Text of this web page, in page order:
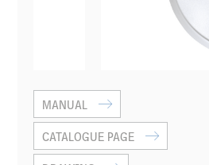
MANUAL
CATALOGUE PAGE